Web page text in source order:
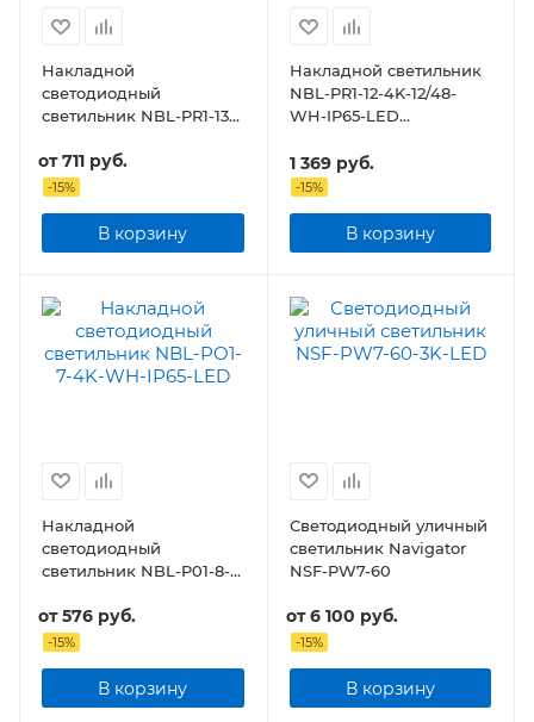
Накладной
светодиодный
светильник NBL-PR1-13-
от711 руб.
-15%
В корзину
Накладной светильник
NBL-PR1-12-4K-12/48-
WH-IP65-LED
В)
1 369руб.
-15%
В корзину
Накладной
светодиодный
светильник NBL-P01-8-
от576 руб.
-15%
В корзину
Светодиодный уличный
светильник Navigator
NSF-PW7-60
от6 100 руб.
-15%
В корзину